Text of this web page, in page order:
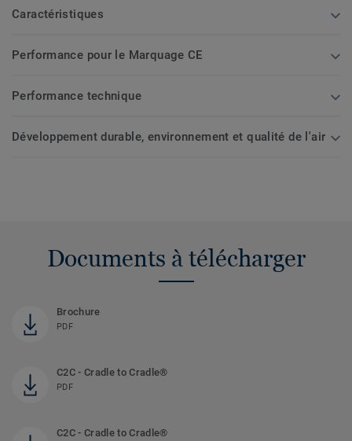
Caractéristiques
Performance pour le Marquage CE
Performance technique
Développement durable, environnement et qualité de l'air
Documents à télécharger
Brochure
PDF
C2C - Cradle to Cradle®
PDF
C2C - Cradle to Cradle®